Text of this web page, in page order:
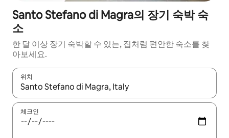
Santo Stefano di Magra의 장기 숙박 숙
소
한 달 이상 장기 숙박할 수 있는, 집처럼 편안한 숙소를 찾
아보세요.
위치
결과가 나오면 위·아래 화살표 키를 사용하거나 터치 또는 스와이
체크인